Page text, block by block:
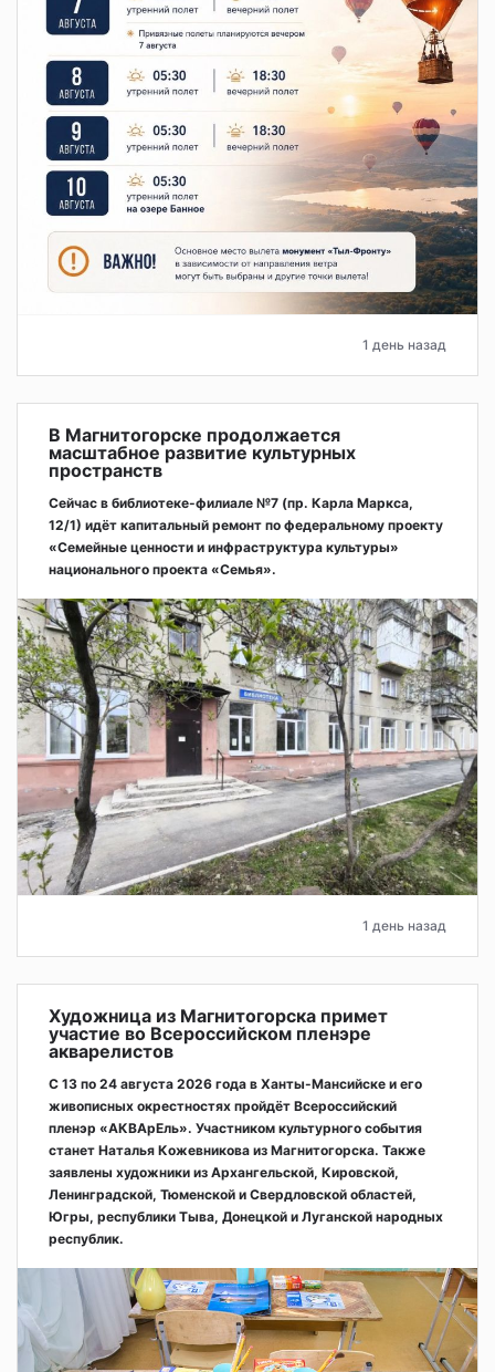
1 день назад
В Магнитогорске продолжается
масштабное развитие культурных
пространств
Сейчас в библиотеке-филиале №7 (пр. Карла Маркса,
12/1) идёт капитальный ремонт по федеральному проекту
«Семейные ценности и инфраструктура культуры»
национального проекта «Семья».
1 день назад
Художница из Магнитогорска примет
участие во Всероссийском пленэре
акварелистов
С 13 по 24 августа 2026 года в Ханты-Мансийске и его
живописных окрестностях пройдёт Всероссийский
пленэр «АКВАрЕль». Участником культурного события
станет Наталья Кожевникова из Магнитогорска. Также
заявлены художники из Архангельской, Кировской,
Ленинградской, Тюменской и Свердловской областей,
Югры, республики Тыва, Донецкой и Луганской народных
республик.